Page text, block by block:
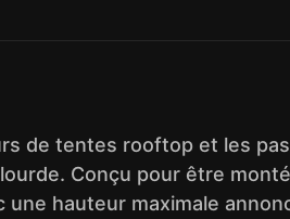
de tentes rooftop et les
Conçu pour être
hauteur maximale